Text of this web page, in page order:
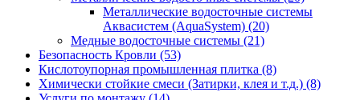
Металлические водосточные системы
Аквасистем (AquaSystem) (20)
Медные водосточные системы (21)
Безопасность Кровли (53)
Кислотоупорная промышленная плитка (8)
Химически стойкие смеси (Затирки, клея и т.д.) (8)